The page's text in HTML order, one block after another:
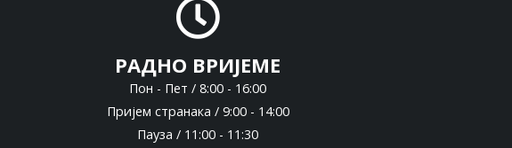
РАДНО ВРИЈЕМЕ
Пон - Пет / 8:00 - 16:00
Пријем странака / 9:00 - 14:00
Пауза / 11:00 - 11:30